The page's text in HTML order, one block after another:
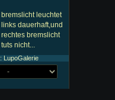
bremslicht leuchtet
links dauerhaft,und
rechtes bremslicht
tuts nicht...
.: LupoGalerie